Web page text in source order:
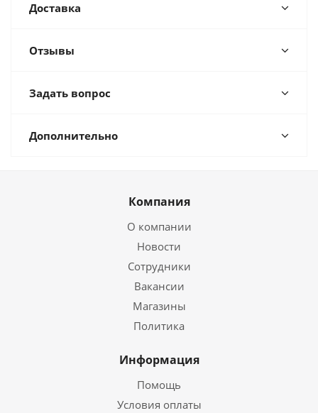
Доставка
Отзывы
Задать вопрос
Дополнительно
Компания
О компании
Новости
Сотрудники
Вакансии
Магазины
Политика
Информация
Помощь
Условия оплаты